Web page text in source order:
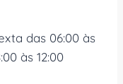
das 06:00 às
às 12:00